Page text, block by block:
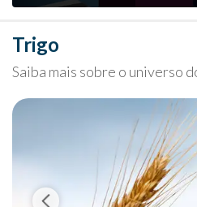
Trigo
Saiba mais sobre o universo